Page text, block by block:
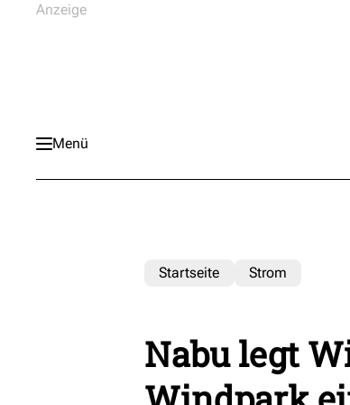
Menü
Startseite Strom
Nabu legt